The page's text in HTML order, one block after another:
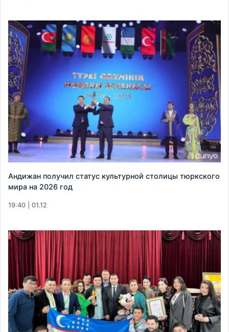
Андижан получил статус культурной столицы тюркского
мира на 2026 год
19:40 | 01.12